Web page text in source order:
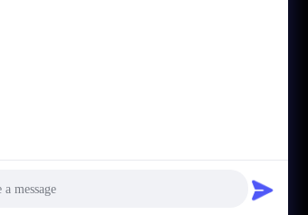
All Rights Reserved.